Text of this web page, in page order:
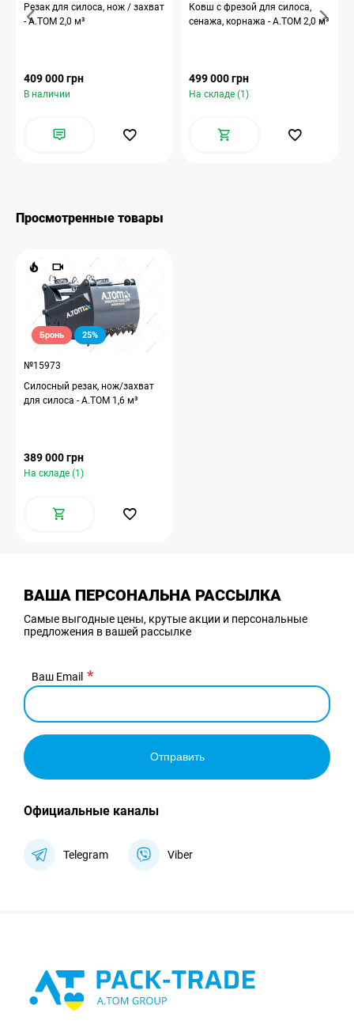
Резак для силоса, нож / захват
- А.ТОМ 2,0 м³
409 000 грн
В наличии
Ковш с фрезой для силоса,
сенажа, корнажа - A.TOM 2,0 м³
499 000 грн
На складе (1)
Просмотренные товары
Бронь 25%
№15973
Силосный резак, нож/захват
для силоса - А.ТОМ 1,6 м³
389 000 грн
На складе (1)
ВАША ПЕРСОНАЛЬНА РАССЫЛКА
Самые выгодные цены, крутые акции и персональные
предложения в вашей рассылке
Ваш Email
Отправить
Официальные каналы
Telegram Viber